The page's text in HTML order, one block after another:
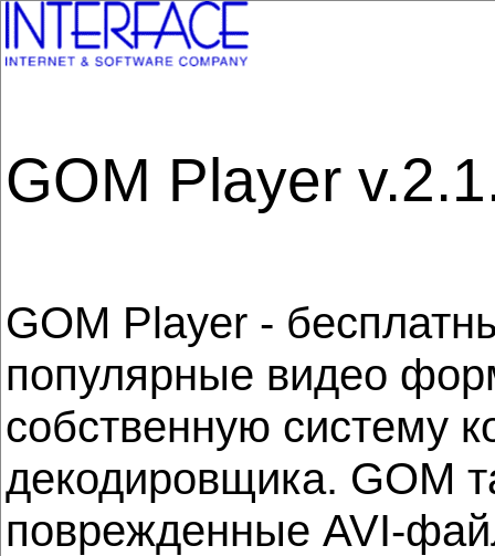
GOM Player
GOM Player -
популярные видео
собственную систему
декодировщика. GOM
поврежденные AVI-